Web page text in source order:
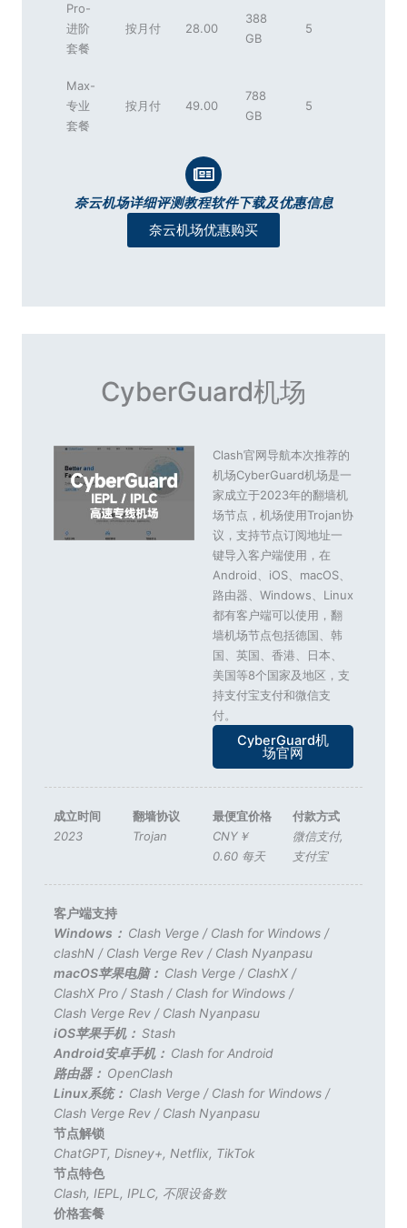
Pro-
进阶
套餐
按月付 28.00
388
GB
5
Max-
专业
套餐
按月付 49.00
788
GB
5
奈云机场详细评测教程软件下载及优惠信息
奈云机场优惠购买
CyberGuard机场
Clash官网导航本次推荐的
机场CyberGuard机场是一
家成立于2023年的翻墙机
场节点，机场使用Trojan协
议，支持节点订阅地址一
键导入客户端使用，在
Android、iOS、macOS、
路由器、Windows、Linux
都有客户端可以使用，翻
墙机场节点包括德国、韩
国、英国、香港、日本、
美国等8个国家及地区，支
持支付宝支付和微信支
付。
CyberGuard机
场官网
成立时间
2023
翻墙协议
Trojan
最便宜价格
CNY￥
0.60 每天
付款方式
微信支付,
支付宝
客户端支持
Windows： Clash Verge/ Clash for Windows/
clashN/ Clash Verge Rev/ Clash Nyanpasu
macOS苹果电脑： Clash Verge/ ClashX/
ClashX Pro/Stash/ Clash for Windows/
Clash Verge Rev/ Clash Nyanpasu
iOS苹果手机： Stash
Android安卓手机： Clash for Android
路由器： OpenClash
Linux系统： Clash Verge/ Clash for Windows/
Clash Verge Rev/ Clash Nyanpasu
节点解锁
ChatGPT, Disney+, Netflix, TikTok
节点特色
Clash, IEPL , IPLC, 不限设备数
价格套餐